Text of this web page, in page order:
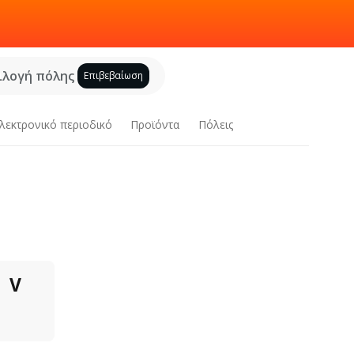
πόλης Επιβεβαίωση
περιοδικό Προϊόντα Πόλεις
V